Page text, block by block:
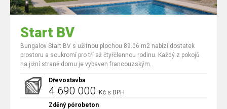
Start BV
Bungalov Start BV s užitnou plochou 89.06 m2 nabízí dostatek
prostoru a soukromí pro tří až čtyřčlennou rodinu. Každý z pokojů
na jižní straně domu je vybaven francouzským..
Dřevostavba
4 690 000 Kč s DPH
Zděný pórobeton